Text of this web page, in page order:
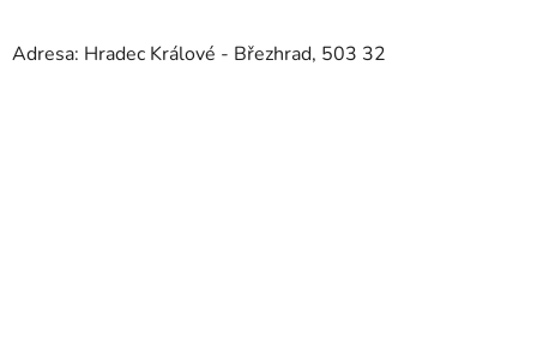
Adresa: Hradec Králové - Březhrad, 503 32